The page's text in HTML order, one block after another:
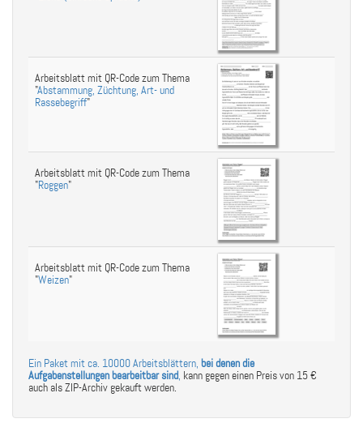
Arbeitsblatt mit QR-Code zum Thema
"Abstammung, Züchtung, Art- und
Rassebegriff"
Arbeitsblatt mit QR-Code zum Thema
"Roggen"
Arbeitsblatt mit QR-Code zum Thema
"Weizen"
Ein Paket mit ca. 10000 Arbeitsblättern, bei denen die
Aufgabenstellungen bearbeitbar sind, kann gegen einen Preis von 15 €
auch als ZIP-Archiv gekauft werden.